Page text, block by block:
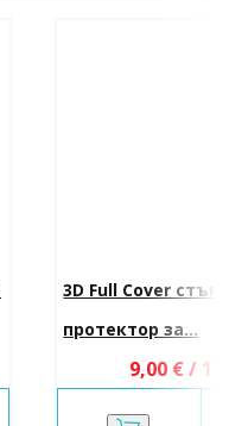
3D Full Cover
протектор за...
9,00 € /